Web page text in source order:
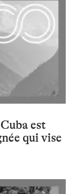
toile
est
qui vise